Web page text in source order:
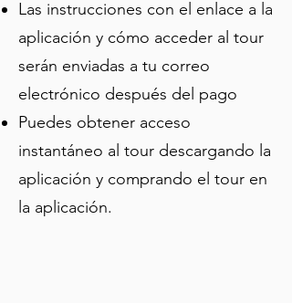
leyendas locales y relatos poco
conocidos a tu propio ritmo. Ya seas
un amante de la historia, un viajero
curioso o simplemente alguien que
quiere ver más allá de las casas de
champán, este recorrido ofrece una
forma nueva e inmersiva de descubrir
una de las ciudades con más historia
de Francia.
Las instrucciones con el enlace a la
aplicación y cómo acceder al tour
serán enviadas a tu correo
electrónico después del pago
Puedes obtener acceso
instantáneo al tour descargando la
aplicación y comprando el tour en
la aplicación.